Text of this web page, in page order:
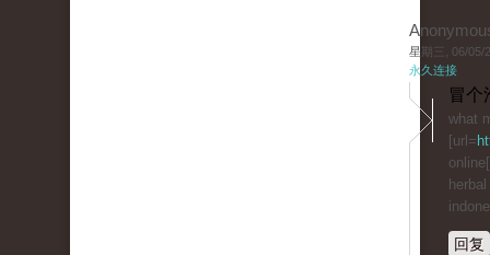
星期三, 06/05/
永久连接
冒个
what
[url=
herbal
回复